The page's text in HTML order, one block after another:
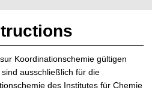
Koordinationschemie gültigen
ausschließlich für die
des Institutes für Chemie